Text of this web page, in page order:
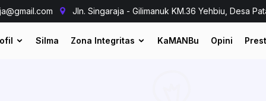
Jln. Singaraja - Gilimanuk KM.36 Yehbiu, Desa
Silma Zona Integritas KaMANBu Opini